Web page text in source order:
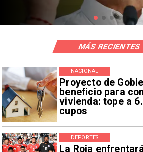
Proyecto de
beneficio para
vivienda: tope a
cupos
NACIONAL
La Roja
DEPORTES
MÁS RECIENTES